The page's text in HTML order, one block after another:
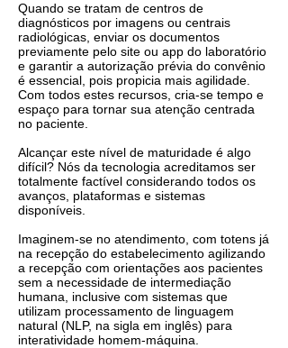
Quando‌ ‌se‌ ‌tratam‌ ‌de‌ ‌centros‌ ‌de‌
‌diagnósticos‌ ‌por‌ ‌imagens‌ ‌ou‌ ‌centrais‌
‌radiológicas,‌ ‌enviar‌ ‌os‌ documentos‌
‌previamente‌ ‌pelo‌ ‌site‌ ‌ou‌ ‌app‌ ‌do‌ ‌laboratório‌
‌e‌ ‌garantir‌ ‌a‌ ‌autorização‌ ‌prévia‌ ‌do‌ ‌convênio‌
‌é‌ ‌essencial‌, ‌pois‌ ‌propicia‌ ‌mais‌ ‌agilidade.‌
‌Com‌ ‌todos‌ ‌estes‌ ‌recursos,‌ ‌cria-se‌ ‌tempo‌ ‌e‌
‌espaço‌ ‌para‌ ‌tornar‌ ‌sua‌ ‌atenção‌ ‌centrada‌
‌no‌ ‌paciente.‌
Alcançar este nível de maturidade é algo
difícil?‌ ‌Nós‌ ‌da‌ ‌tecnologia‌ ‌acreditamos‌ ‌ser‌
‌totalmente‌ ‌factível‌ ‌considerando‌ ‌todos‌ ‌os‌
‌avanços,‌ ‌plataformas‌ ‌e‌ ‌sistemas‌
disponíveis.‌
Imaginem-se‌ ‌no‌ ‌atendimento,‌ ‌com‌ ‌‌totens‌ ‌já‌
‌na‌ ‌recepção‌ ‌do‌ ‌estabelecimento‌ ‌agilizando‌
‌a‌ ‌recepção‌‌ com‌ ‌orientações‌ ‌aos‌ ‌pacientes‌
‌sem‌ ‌a‌ ‌necessidade‌ ‌de‌ ‌intermediação‌
‌humana,‌ ‌inclusive‌ ‌com‌ ‌sistemas ‌que‌
‌utilizam‌ ‌processamento‌ ‌de‌ ‌linguagem‌
‌natural‌ ‌(NLP,‌ ‌na‌ ‌sigla‌ ‌em‌ ‌inglês)‌ ‌para‌
‌interatividade‌ homem-máquina.‌